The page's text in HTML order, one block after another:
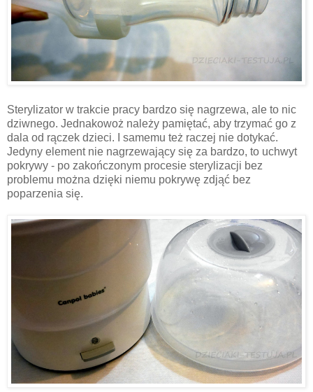
Sterylizator w trakcie pracy bardzo się nagrzewa, ale to nic
dziwnego. Jednakowoż należy pamiętać, aby trzymać go z
dala od rączek dzieci. I samemu też raczej nie dotykać.
Jedyny element nie nagrzewający się za bardzo, to uchwyt
pokrywy - po zakończonym procesie sterylizacji bez
problemu można dzięki niemu pokrywę zdjąć bez
poparzenia się.